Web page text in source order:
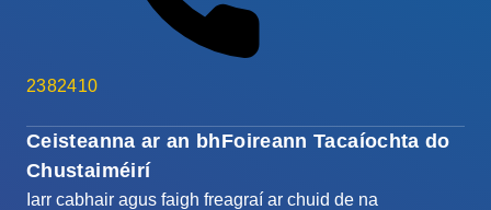
Ceisteanna ar an bhFoireann Tacaíochta do
Chustaiméirí
Iarr cabhair agus faigh freagraí ar chuid de na
2382410